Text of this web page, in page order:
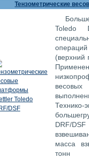
Тензометрические
Toledo
(верхний
весовых
DRF/
масса
тонн